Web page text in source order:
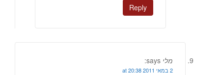
Reply
מלי says:
2 במאי 2011 at 20:38